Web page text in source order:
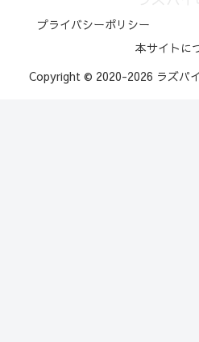
プライバシーポリシー
本サイトに
Copyright © 2020-2026 ラズパ